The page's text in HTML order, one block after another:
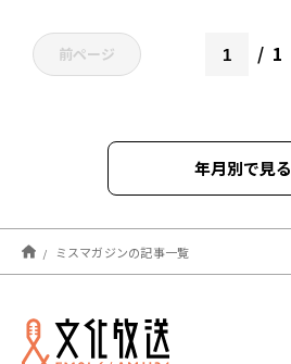
前ページ 1
年月別で見る
2022年03月
ミスマガジンの記事一覧